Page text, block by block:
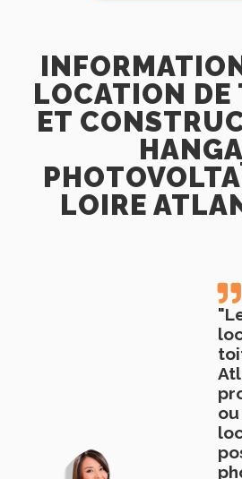
LOCATION DE
ET
LOIRE